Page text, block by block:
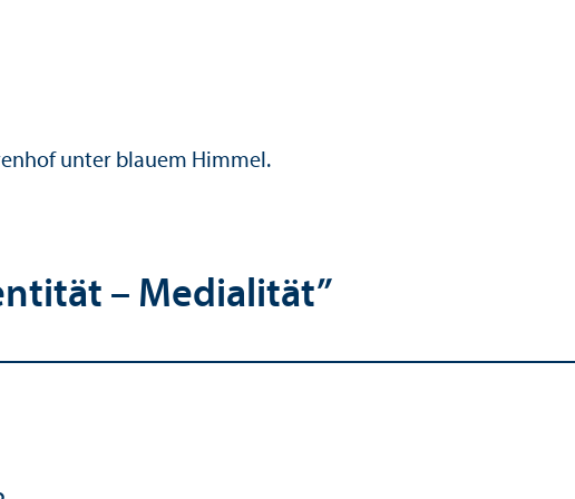
– Medialität”